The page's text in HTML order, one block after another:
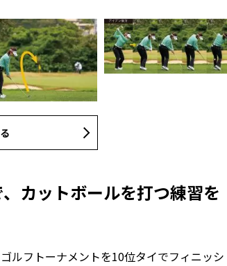
カットボールを打つ練習を
ルフトーナメントを10位タイでフィニッシ